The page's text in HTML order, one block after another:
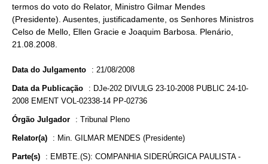
termos do voto do Relator, Ministro Gilmar Mendes
(Presidente). Ausentes, justificadamente, os Senhores Ministros
Celso de Mello, Ellen Gracie e Joaquim Barbosa. Plenário,
21.08.2008.
Data do Julgamento : 21/08/2008
Data da Publicação : DJe-202 DIVULG 23-10-2008 PUBLIC 24-10-
2008 EMENT VOL-02338-14 PP-02736
Órgão Julgador : Tribunal Pleno
Relator(a) : Min. GILMAR MENDES (Presidente)
Parte(s) : EMBTE.(S): COMPANHIA SIDERÚRGICA PAULISTA -